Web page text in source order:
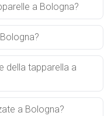
a Bologna?
della tapparella a
a Bologna?